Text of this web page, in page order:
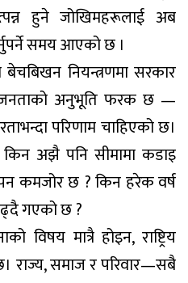
हुने जोखिमहरूलाई अब
समय आएको छ ।
नियन्त्रणमा सरकार
जनताको अनुभूति फरक छ —
परिणाम चाहिएको छ।
अझै पनि सीमामा कडाइ
कमजोर छ ? किन हरेक वर्ष
गएको छ ?
मात्रै होइन, राष्ट्रिय
राज्य, समाज र परिवार—सबै